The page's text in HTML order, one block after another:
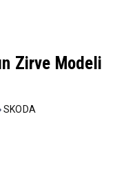
Zirve Modeli
SKODA